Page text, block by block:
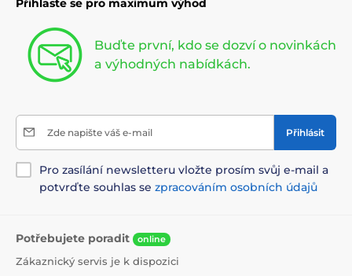
Přihlaste se pro maximum výhod
Buďte první, kdo se dozví o novinkách
a výhodných nabídkách.
Zde napište váš e-mail Přihlásit
Pro zasílání newsletteru vložte prosím svůj e-mail a
potvrďte souhlas se zpracováním osobních údajů
Potřebujete poradit online
Zákaznický servis je k dispozici